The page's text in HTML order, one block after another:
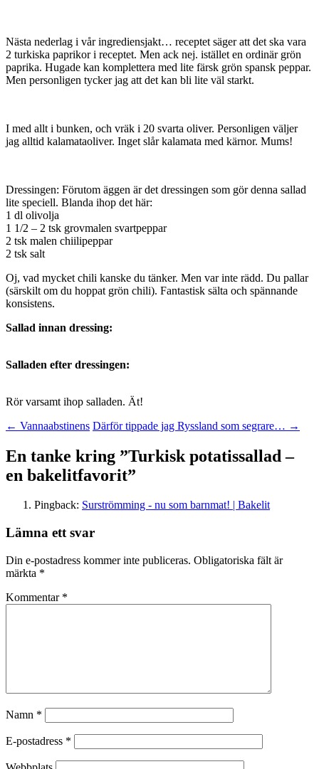
Nästa nederlag i vår ingrediensjakt… receptet säger att det ska vara
2 turkiska paprikor i receptet. Men ack nej. istället en ordinär grön
paprika. Hugade kan komplettera med lite färsk grön spansk peppar.
Men personligen tycker jag att det kan bli lite väl starkt.
I med allt i bunken, och vräk i 20 svarta oliver. Personligen väljer
jag alltid kalamataoliver. Inget slår kalamata med kärnor. Mums!
Dressingen: Förutom äggen är det dressingen som gör denna sallad
lite speciell. Blanda ihop det här:
1 dl olivolja
1 1/2 – 2 tsk grovmalen svartpeppar
2 tsk malen chiilipeppar
2 tsk salt
Oj, vad mycket chili kanske du tänker. Men var inte rädd. Du pallar
(särskilt om du hoppat grön chili). Fantastisk sälta och spännande
konsistens.
Sallad innan dressing:
Salladen efter dressingen:
Rör varsamt ihop salladen. Ät!
Inläggsnavigering
← Vannaabstinens Därför tippade jag Ryssland som segrare… →
En tanke kring ”Turkisk potatissallad –
en bakelitfavorit”
Pingback: Surströmming - nu som barnmat! | Bakelit
Lämna ett svar
Din e-postadress kommer inte publiceras. Obligatoriska fält är
märkta *
Kommentar *
Namn *
E-postadress *